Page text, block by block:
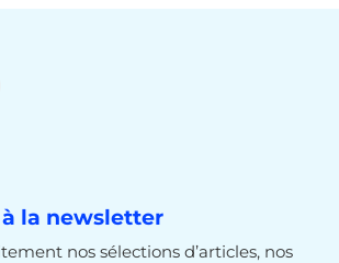
la newsletter
nos sélections d’articles, nos